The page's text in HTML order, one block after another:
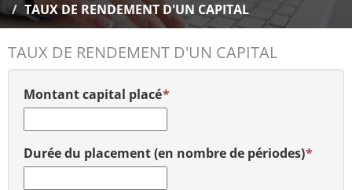
TAUX DE RENDEMENT D'UN CAPITAL
TAUX DE RENDEMENT D'UN CAPITAL
Montant capital placé
Durée du placement (en nombre de périodes)